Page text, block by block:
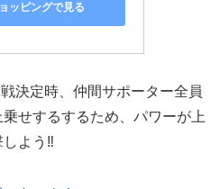
ッピングで見る
決定時、仲間サポーター全員
せするするため、パワーが上
よう‼️